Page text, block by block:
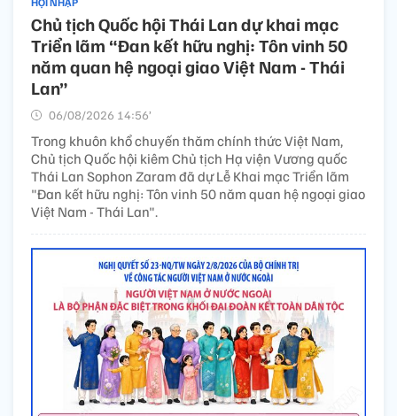
Chủ tịch Quốc hội Thái Lan dự khai mạc
Triển lãm “Đan kết hữu nghị: Tôn vinh 50
năm quan hệ ngoại giao Việt Nam - Thái
Lan”
06/08/2026 14:56’
Trong khuôn khổ chuyến thăm chính thức Việt Nam,
Chủ tịch Quốc hội kiêm Chủ tịch Hạ viện Vương quốc
Thái Lan Sophon Zaram đã dự Lễ Khai mạc Triển lãm
"Đan kết hữu nghị: Tôn vinh 50 năm quan hệ ngoại giao
Việt Nam - Thái Lan".